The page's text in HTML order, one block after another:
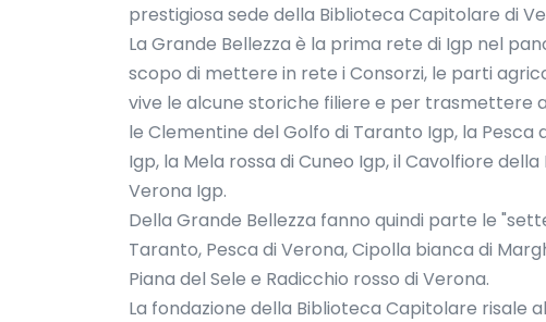
prestigiosa sede della Biblioteca Capitolare di
La Grande Bellezza è la prima rete di Igp nel
scopo di mettere in rete i Consorzi, le parti
vive le alcune storiche filiere e per trasmettere
le Clementine del Golfo di Taranto Igp, la
Igp, la Mela rossa di Cuneo Igp, il Cavolfiore
Verona Igp.
Della Grande Bellezza fanno quindi parte le
Taranto, Pesca di Verona, Cipolla bianca di
Piana del Sele e Radicchio rosso di Verona.
La fondazione della Biblioteca Capitolare risale